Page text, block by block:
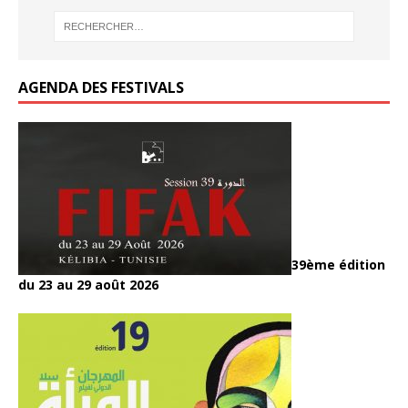
o
o
AGENDA DES FESTIVALS
39ème édition
du 23 au 29 août 2026